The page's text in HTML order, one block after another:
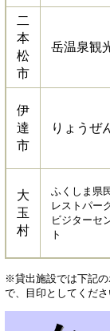
二
本
松
市
岳温泉観
伊
達
市
りょうぜ
大
玉
村
ふくしま県
レストパー
ビジターセ
ト
※貸出施設では下記
で、目印としてくださ